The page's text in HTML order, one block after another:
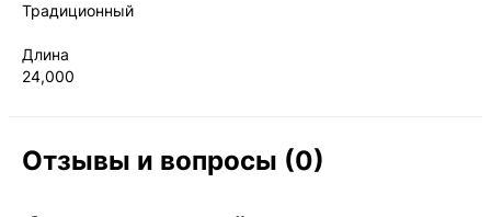
Традиционный
Длина
24,000
Отзывы и вопросы (0)